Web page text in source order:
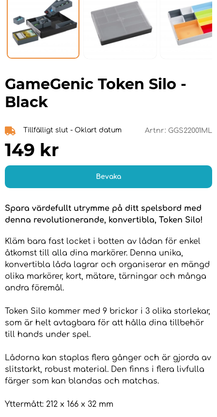
GameGenic Token Silo -
Black
Tillfälligt slut - Oklart datum Artnr: GGS22001ML
149 kr
Bevaka
Spara värdefullt utrymme på ditt spelsbord med
denna revolutionerande, konvertibla, Token Silo!
Kläm bara fast locket i botten av lådan för enkel
åtkomst till alla dina markörer. Denna unika,
konvertibla låda lagrar och organiserar en mängd
olika markörer, kort, mätare, tärningar och många
andra föremål.
Token Silo kommer med 9 brickor i 3 olika storlekar,
som är helt avtagbara för att hålla dina tillbehör
till hands under spel.
Lådorna kan staplas flera gånger och är gjorda av
slitstarkt, robust material. Den finns i flera livfulla
färger som kan blandas och matchas.
Yttermått: 212 x 166 x 32 mm